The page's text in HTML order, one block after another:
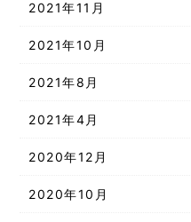
2021年11月
2021年10月
2021年8月
2021年4月
2020年12月
2020年10月